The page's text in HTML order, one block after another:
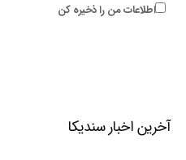
اطلاعات من را ذخیره کن
آخرین اخبار سندیکا